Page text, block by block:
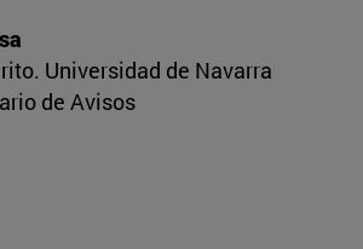
Universidad de Navarra
de Avisos